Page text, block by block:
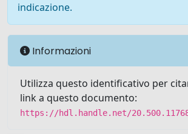
indicazione.
Informazioni
Utilizza questo identificativo per
link a questo documento:
https://hdl.handle.net/